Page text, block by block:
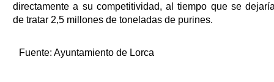
directamente a su competitividad, al tiempo que se
de tratar 2,5 millones de toneladas de purines.
Fuente: Ayuntamiento de Lorca